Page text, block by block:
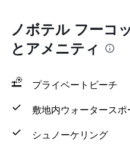
ノボテル フーコ
とアメニティ
プライベートビーチ
敷地内ウォータース
シュノーケリング